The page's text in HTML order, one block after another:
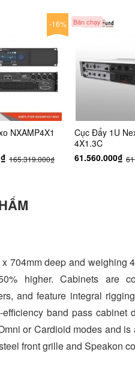
-16%
NXAMP4X1
165.319.000₫
Bán chạy
Cục Đẩy 1U
4X1.3C
61.560.000₫
704mm deep and weighing
higher. Cabinets are
and feature integral
band pass cabinet
or Cardioid modes and
front grille and Speakon